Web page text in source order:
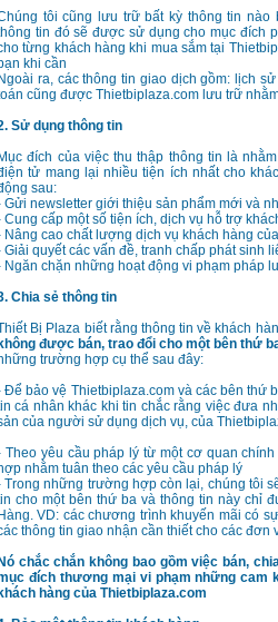
tôi cũng lưu trữ bất kỳ thông tin nào
tin đó sẽ được sử dụng cho mục đích
từng khách hàng khi mua sắm tại
khi cần
Ngoài ra, các thông tin giao dịch gồm: lịch
cũng được Thietbiplaza.com lưu trữ
Sử dụng thông tin
Mục đích của việc thu thập thông tin là
tử mang lại nhiều tiện ích nhất cho
sau:
Gửi newsletter giới thiệu sản phẩm mới và
Cung cấp một số tiện ích, dịch vụ hỗ trợ
Nâng cao chất lượng dịch vụ khách hàng
Giải quyết các vấn đề, tranh chấp phát sinh
Ngăn chặn những hoạt động vi phạm pháp
Chia sẻ thông tin
Bị Plaza biết rằng thông tin về khách
không được bán, trao đổi cho một bên thứ
trường hợp cụ thể sau đây:
Để bảo vệ Thietbiplaza.com và các bên thứ
cá nhân khác khi tin chắc rằng việc đưa
của người sử dụng dịch vụ, của
Theo yêu cầu pháp l‎ý từ một cơ quan
nhằm tuân theo các yêu cầu pháp l‎ý
Trong những trường hợp còn lại, chúng tôi
cho một bên thứ ba và thông tin này chỉ
Hàng. VD: các chương trình khuyến mãi có
thông tin giao nhận cần thiết cho các đơn
Nó chắc chắn không bao gồm việc bán,
đích thương mại vi phạm những cam
khách hàng của Thietbiplaza.com